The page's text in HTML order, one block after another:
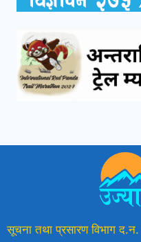
सूचना तथा प्रसारण विभाग